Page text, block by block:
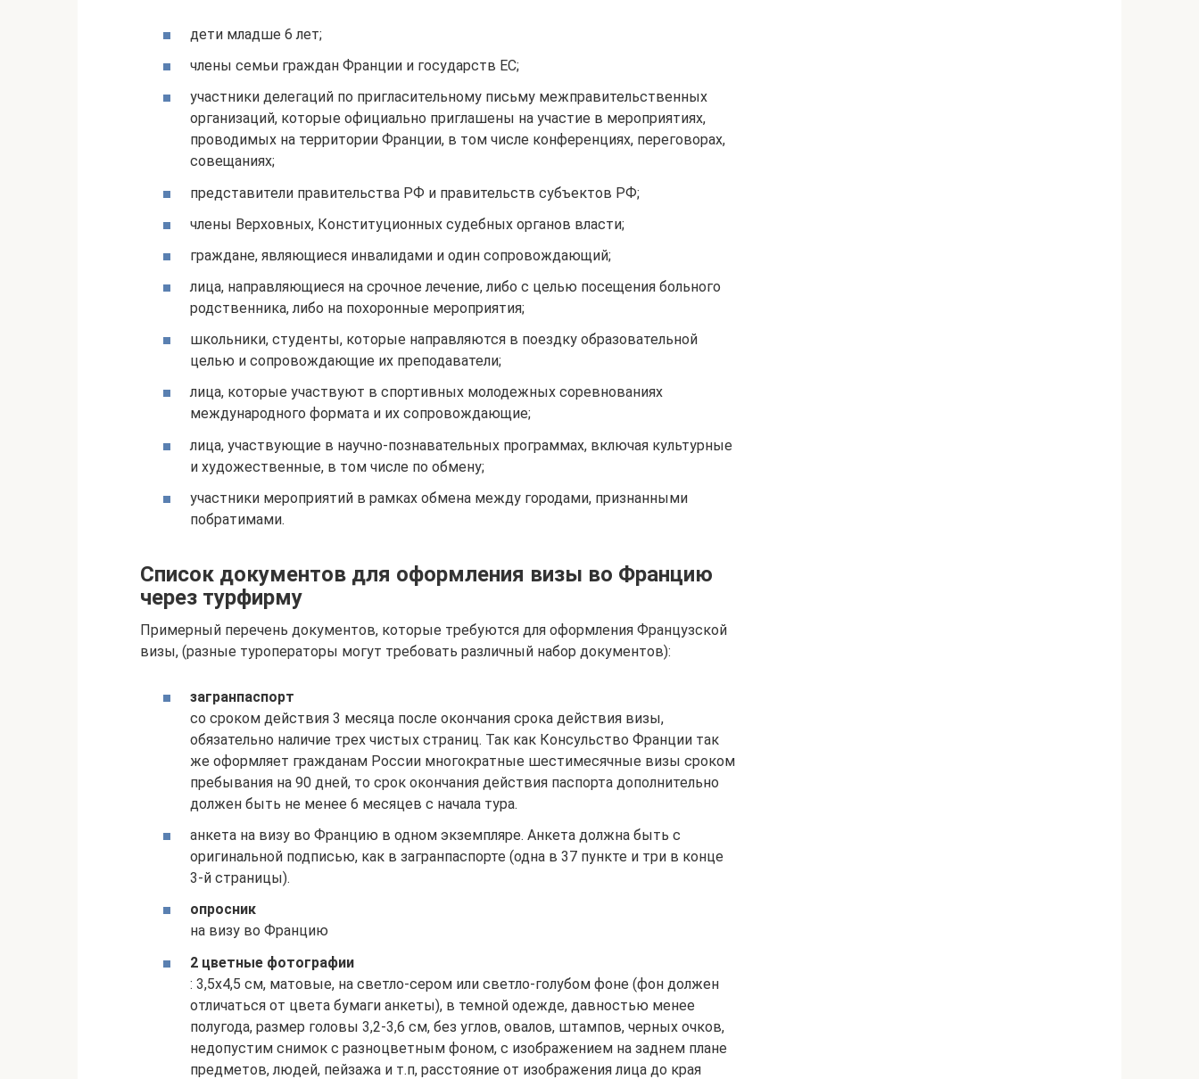
дети младше 6 лет;
члены семьи граждан Франции и государств ЕС;
участники делегаций по пригласительному письму межправительственных
организаций, которые официально приглашены на участие в мероприятиях,
проводимых на территории Франции, в том числе конференциях, переговорах,
совещаниях;
представители правительства РФ и правительств субъектов РФ;
члены Верховных, Конституционных судебных органов власти;
граждане, являющиеся инвалидами и один сопровождающий;
лица, направляющиеся на срочное лечение, либо с целью посещения больного
родственника, либо на похоронные мероприятия;
школьники, студенты, которые направляются в поездку образовательной
целью и сопровождающие их преподаватели;
лица, которые участвуют в спортивных молодежных соревнованиях
международного формата и их сопровождающие;
лица, участвующие в научно-познавательных программах, включая культурные
и художественные, в том числе по обмену;
участники мероприятий в рамках обмена между городами, признанными
побратимами.
Список документов для оформления визы во Францию
через турфирму
Примерный перечень документов, которые требуются для оформления Французской
визы, (разные туроператоры могут требовать различный набор документов):
загранпаспорт
со сроком действия 3 месяца после окончания срока действия визы,
обязательно наличие трех чистых страниц. Так как Консульство Франции так
же оформляет гражданам России многократные шестимесячные визы сроком
пребывания на 90 дней, то срок окончания действия паспорта дополнительно
должен быть не менее 6 месяцев с начала тура.
анкета на визу во Францию в одном экземпляре. Анкета должна быть с
оригинальной подписью, как в загранпаспорте (одна в 37 пункте и три в конце
3-й страницы).
опросник
на визу во Францию
2 цветные фотографии
: 3,5х4,5 см, матовые, на светло-сером или светло-голубом фоне (фон должен
отличаться от цвета бумаги анкеты), в темной одежде, давностью менее
полугода, размер головы 3,2-3,6 см, без углов, овалов, штампов, черных очков,
недопустим снимок с разноцветным фоном, с изображением на заднем плане
предметов, людей, пейзажа и т.п, расстояние от изображения лица до края